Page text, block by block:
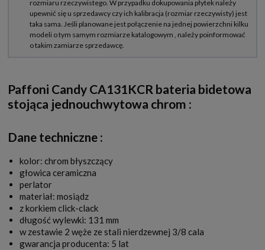
Paffoni Candy CA131KCR bateria bidetowa
stojąca jednouchwytowa chrom :
Dane techniczne :
kolor: chrom błyszczący
głowica ceramiczna
perlator
materiał: mosiądz
z korkiem click-clack
długość wylewki: 131 mm
w zestawie 2 węże ze stali nierdzewnej 3/8 cala
gwarancja producenta: 5 lat